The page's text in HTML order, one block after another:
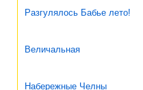
Разгулялось Бабье лето!
Величальная
Набережные Челны